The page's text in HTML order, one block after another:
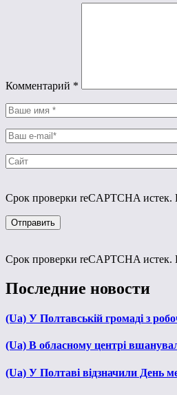
Комментарий *
Срок проверки reCAPTCHA истек.
Срок проверки reCAPTCHA истек.
Последние новости
(Ua) У Полтавській громаді з
(Ua) В обласному центрі
(Ua) У Полтаві відзначили День